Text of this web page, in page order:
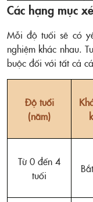
Các hạng mục
Mỗi độ tuổi sẽ có
nghiệm khác nhau.
buộc đối với tất cả
Độ tuổi
(năm)
Từ 0 đến 4
tuổi